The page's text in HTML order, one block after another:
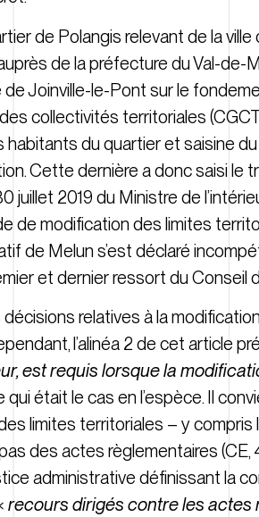
de Polangis relevant de la
de la préfecture du Val-de-
Joinville-le-Pont sur le
collectivités territoriales
du quartier et saisine du
Cette dernière a donc saisi le
juillet 2019 du Ministre de
de modification des limites
de Melun s’est déclaré
et dernier ressort du Conseil
décisions relatives à la
l’alinéa 2 de cet article
est requis lorsque la
qui était le cas en l’espèce. Il
limites territoriales – y compris
des actes règlementaires (CE,
administrative définissant la
recours dirigés contre les actes